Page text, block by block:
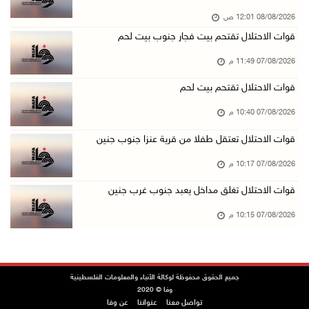
الرئاسة ترحب بإطلاق السعودية التحالف البحري ا ...
07/آب/2026 06:17 م
(محدث) نابلس: إصابة مواطن واعتقاله إثر هجوم ل ...
07/آب/2026 06:04 م
الرئاسة ترحب باتفاقية مكة للدفاع المشترك بين ...
بيروت: اللجنة الفنية للمجلس الوطني تناقش التر ...
07/آب/2026 03:31 م
08/08/2026 12:01 ص
قوات الاحتلال تقتحم بيت فجار جنوب بيت لحم
07/08/2026 11:49 م
قوات الاحتلال تقتحم بيت لحم
07/08/2026 10:40 م
قوات الاحتلال تعتقل طفلا من قرية عنزا جنوب جنين
07/08/2026 10:17 م
قوات الاحتلال تغلق مداخل يعبد جنوب غرب جنين
07/08/2026 10:15 م
جميع الحقوق محفوظة لوكالة الأنباء والمعلومات الفلسطينية
وفا © 2020
تواصل معنا عنواننا عن وفا